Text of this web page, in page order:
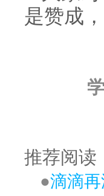
是赞成
推荐阅读
●滴滴